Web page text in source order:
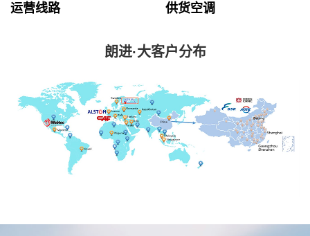
运营线路 供货空调
朗进·大客户分布